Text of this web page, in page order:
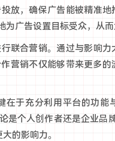
放，确保广告能被精准地
广告设置目标受众，从而
联合营销。通过与影响
营销不仅能够带来更多
于充分利用平台的功能
是个人创作者还是企业品
的影响力。